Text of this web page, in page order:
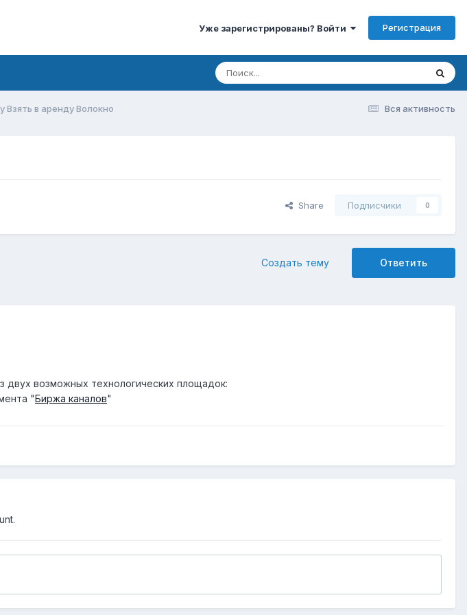
Уже зарегистрированы? Войти Регистрация
Вся активность
Взять в аренду Волокно
Share Подписчики 0
Ответить
Создать тему
возможных технологических площадок:
"Биржа каналов"